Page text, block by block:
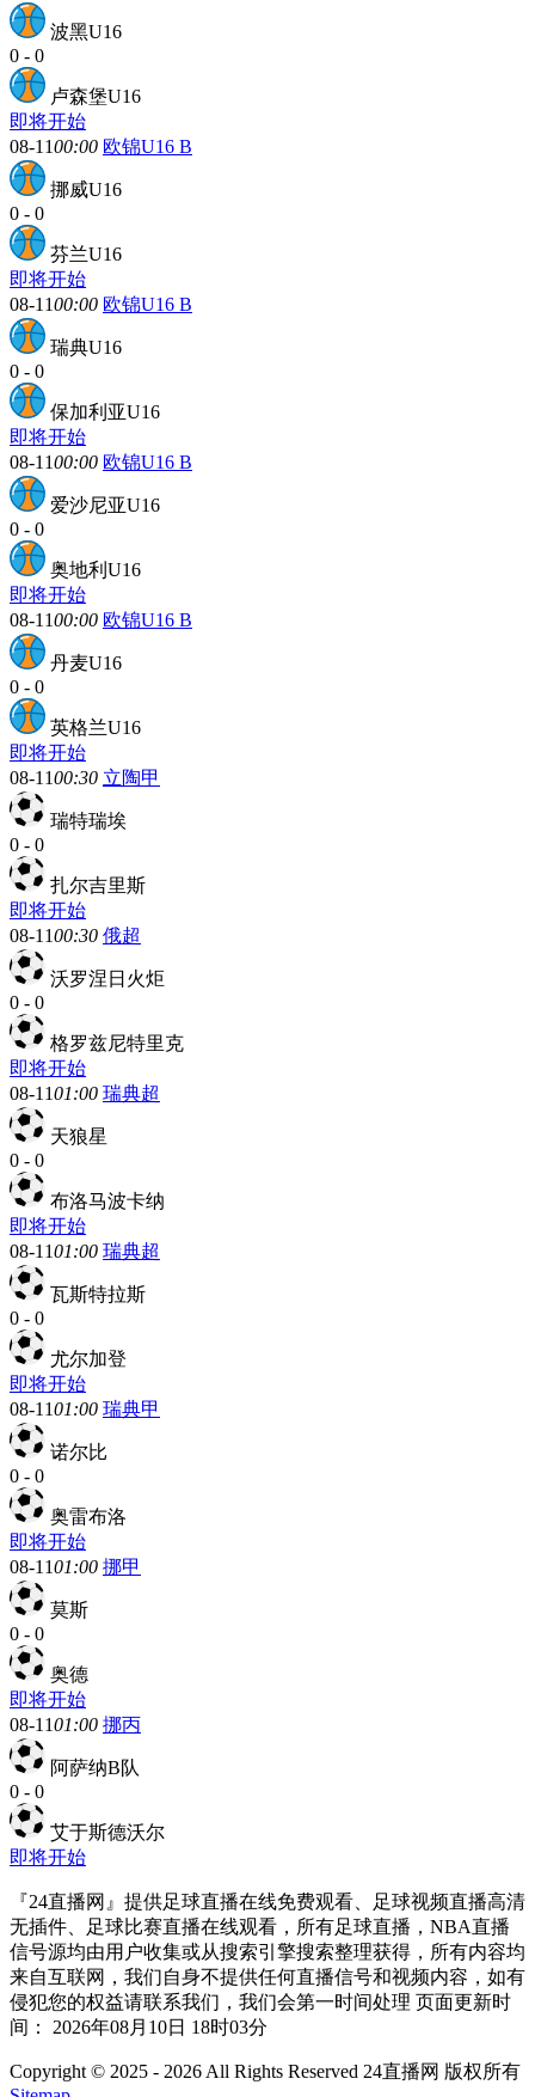
波黑U16
0 - 0
卢森堡U16
即将开始
08-1100:00 欧锦U16 B
挪威U16
0 - 0
芬兰U16
即将开始
08-1100:00 欧锦U16 B
瑞典U16
0 - 0
保加利亚U16
即将开始
08-1100:00 欧锦U16 B
爱沙尼亚U16
0 - 0
奥地利U16
即将开始
08-1100:00 欧锦U16 B
丹麦U16
0 - 0
英格兰U16
即将开始
08-1100:30 立陶甲
瑞特瑞埃
0 - 0
扎尔吉里斯
即将开始
08-1100:30 俄超
沃罗涅日火炬
0 - 0
格罗兹尼特里克
即将开始
08-1101:00 瑞典超
天狼星
0 - 0
布洛马波卡纳
即将开始
08-1101:00 瑞典超
瓦斯特拉斯
0 - 0
尤尔加登
即将开始
08-1101:00 瑞典甲
诺尔比
0 - 0
奥雷布洛
即将开始
08-1101:00 挪甲
莫斯
0 - 0
奥德
即将开始
08-1101:00 挪丙
阿萨纳B队
0 - 0
艾于斯德沃尔
即将开始
『24直播网』提供足球直播在线免费观看、足球视频直播高清
无插件、足球比赛直播在线观看，所有足球直播，NBA直播
信号源均由用户收集或从搜索引擎搜索整理获得，所有内容均
来自互联网，我们自身不提供任何直播信号和视频内容，如有
侵犯您的权益请联系我们，我们会第一时间处理 页面更新时
间： 2026年08月10日 18时03分
Copyright © 2025 - 2026 All Rights Reserved 24直播网 版权所有